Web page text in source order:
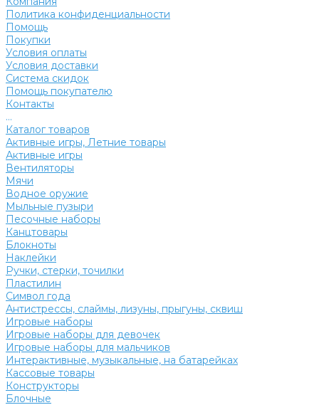
Политика конфиденциальности
Помощь
Покупки
Условия оплаты
Условия доставки
Система скидок
Помощь покупателю
Контакты
...
Каталог товаров
Активные игры, Летние товары
Активные игры
Вентиляторы
Мячи
Водное оружие
Мыльные пузыри
Песочные наборы
Канцтовары
Блокноты
Наклейки
Ручки, стерки, точилки
Пластилин
Символ года
Антистрессы, слаймы, лизуны, прыгуны, сквиш
Игровые наборы
Игровые наборы для девочек
Игровые наборы для мальчиков
Интерактивные, музыкальные, на батарейках
Кассовые товары
Конструкторы
Блочные